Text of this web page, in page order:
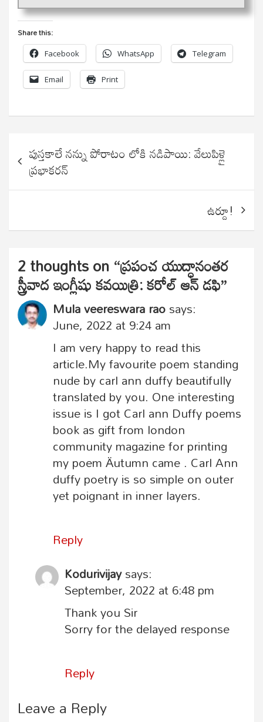
Share this:
Facebook WhatsApp Telegram
Email Print
Post
navigation
పుస్తకాలే నన్ను పోరాటం లోకి నడిపాయి: వేలుపిళ్లై
ప్రభాకరన్
ఉర్దూ!
2 thoughts on “ప్రపంచ యుద్ధానంతర
స్త్రీవాద ఇంగ్లీషు కవయిత్రి: కరోల్ ఆన్ డఫి”
Mula veereswara raosays:
June, 2022 at 9:24 am
I am very happy to read this
article.My favourite poem standing
nude by carl ann duffy beautifully
translated by you. One interesting
issue is I got Carl ann Duffy poems
book as gift from london
community magazine for printing
my poem Äutumn came . Carl Ann
duffy poetry is so simple on outer
yet poignant in inner layers.
Reply
Kodurivijaysays:
September, 2022 at 6:48 pm
Thank you Sir
Sorry for the delayed response
Reply
Leave a Reply